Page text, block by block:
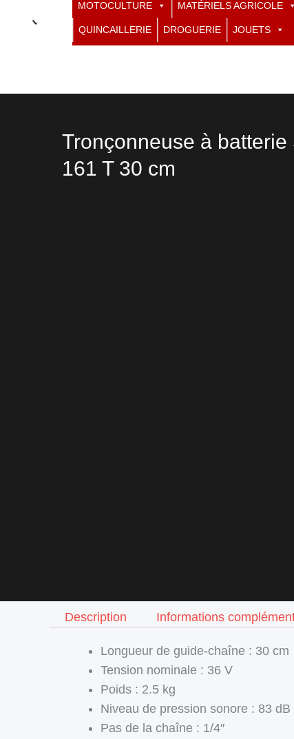
MOTOCULTURE MATÉRIELS AGRICOLE
QUINCAILLERIE DROGUERIE JOUETS
Tronçonneuse à batterie
161 T 30 cm
Description Informations
Longueur de guide-chaîne : 30 cm
Tension nominale : 36 V
Poids : 2.5 kg
Niveau de pression sonore : 83 dB
Pas de la chaîne : 1/4″